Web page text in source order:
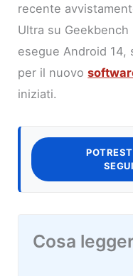
recente
Ultra su
esegue Android
per il nuovo
iniziati.
Cosa